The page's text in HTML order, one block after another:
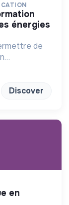
énergies
de
Discover